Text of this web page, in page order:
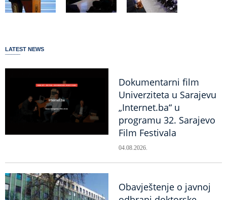
LATEST NEWS
Dokumentarni film
Univerziteta u Sarajevu
„Internet.ba“ u
programu 32. Sarajevo
Film Festivala
04.08.2026.
Obavještenje o javnoj